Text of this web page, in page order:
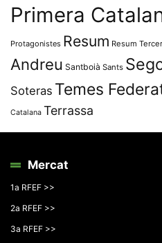
Primera
Protagonistes Resum Resum
Andreu Santboià Sants
Soteras Temes
Catalana Terrassa
Mercat
1a RFEF >>
2a RFEF >>
3a RFEF >>